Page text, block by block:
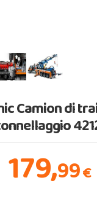
Camion di
179,99€